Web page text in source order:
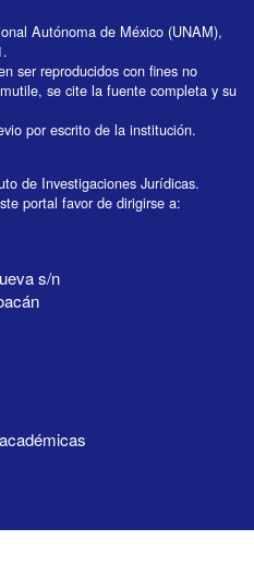
Autónoma de México (UNAM),
ser reproducidos con fines no
se cite la fuente completa y su
por escrito de la institución.
de Investigaciones Jurídicas.
portal favor de dirigirse a:
s/n